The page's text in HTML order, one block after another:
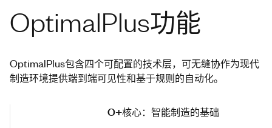
OptimalPlus功能
OptimalPlus包含四个可配置的技术层，可无缝协作为现代
制造环境提供端到端可见性和基于规则的自动化。
O+核心：智能制造的基础